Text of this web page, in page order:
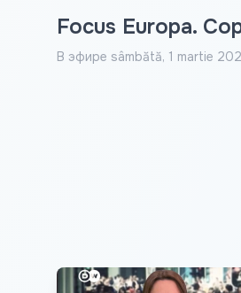
Focus Europa.
В эфире sâmbătă, 1 martie